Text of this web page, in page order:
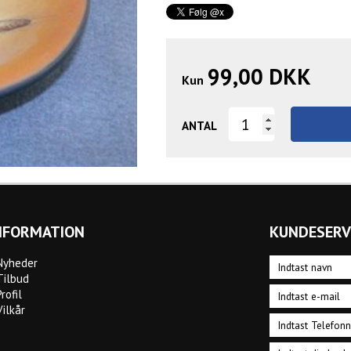
Kun 99,00 DKK
ANTAL